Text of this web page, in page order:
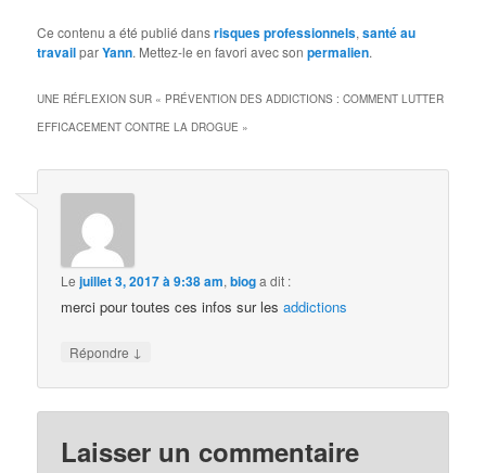
Ce contenu a été publié dansrisques professionnels,santé au
travailparYann. Mettez-le en favori avec sonpermalien.
UNE RÉFLEXION SUR « PRÉVENTION DES ADDICTIONS : COMMENT LUTTER
EFFICACEMENT CONTRE LA DROGUE »
Lejuillet 3, 2017 à 9:38 am,bioga dit :
merci pour toutes ces infos sur lesaddictions
Répondre ↓
Laisser un commentaire